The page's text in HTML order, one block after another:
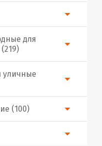
(100)
уличные
для